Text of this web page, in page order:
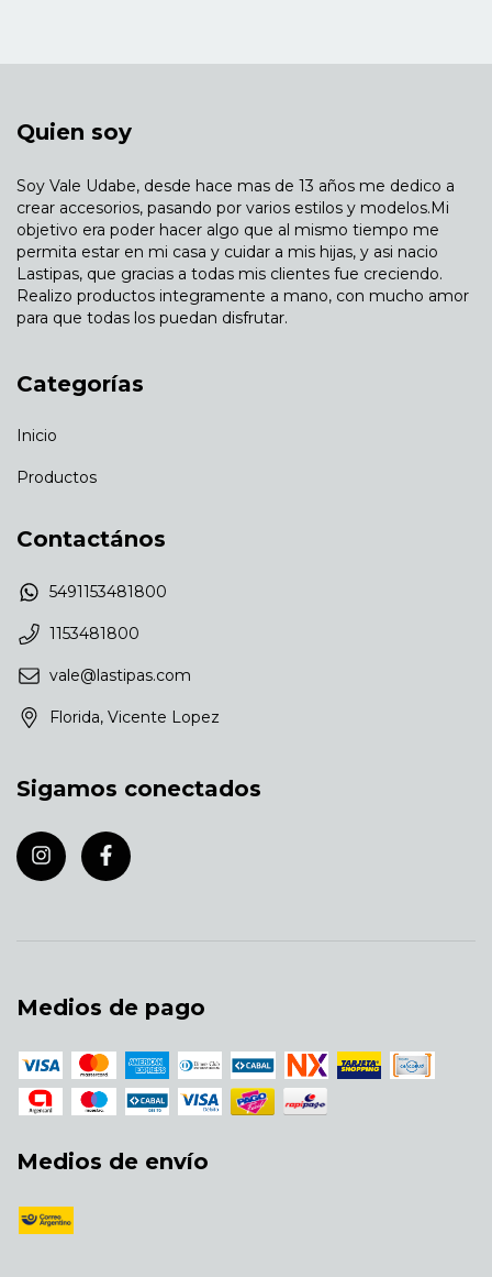
Quien soy
Soy Vale Udabe, desde hace mas de 13 años me dedico a
crear accesorios, pasando por varios estilos y modelos.Mi
objetivo era poder hacer algo que al mismo tiempo me
permita estar en mi casa y cuidar a mis hijas, y asi nacio
Lastipas, que gracias a todas mis clientes fue creciendo.
Realizo productos integramente a mano, con mucho amor
para que todas los puedan disfrutar.
Categorías
Inicio
Productos
Contactános
5491153481800
1153481800
vale@lastipas.com
Florida, Vicente Lopez
Sigamos conectados
Medios de pago
Medios de envío